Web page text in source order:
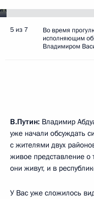
5 из 7
Во время
исполняющим
Владимиром
В.Путин: Владимир
уже начали обсуждать
с жителями двух
живое представление о
они живут, и в
У Вас уже сложилось